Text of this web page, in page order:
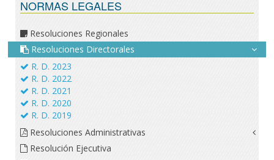
NORMAS LEGALES
Resoluciones Regionales
Resoluciones Directorales
R. D. 2023
R. D. 2022
R. D. 2021
R. D. 2020
R. D. 2019
Resoluciones Administrativas
Resolución Ejecutiva